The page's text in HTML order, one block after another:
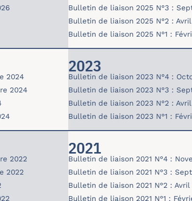
Bulletin de liaison 2025 N°3 :
bulletin25-03-sept.pdf
Bulletin de liaison 2025 N°2 :
bulletin25-02.pdf
Bulletin de liaison 2025 N°1 :
bulletin25-01.pdf
2024
2024
2023
Bulletin de liaison 2023 N°4 :
bulletin-23-04.pdf
Bulletin de liaison 2023 N°3 :
bulletin-23-03.pdf
Bulletin de liaison 2023 N°2 :
bulletin-23-02.pdf
Bulletin de liaison 2023 N°1 :
bulletin-23-01.pdf
2022
2022
2021
Bulletin de liaison 2021 N°4 :
bulletin-21-04.pdf
Bulletin de liaison 2021 N°3 :
bulletin-21-03.pdf
Bulletin de liaison 2021 N°2 : Avril
bulletin-21-02.pdf
Bulletin de liaison 2021 N°1 :
bulletin-21-01.pdf